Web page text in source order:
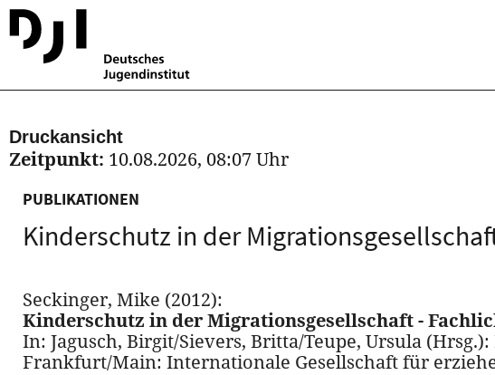
Druckansicht
Zeitpunkt: 10.08.2026, 08:07 Uhr
PUBLIKATIONEN
Kinderschutz in der
Seckinger, Mike (2012):
Kinderschutz in der Migrationsgesellschaft -
In: Jagusch, Birgit/Sievers, Britta/Teupe, Ursula
Frankfurt/Main: Internationale Gesellschaft für